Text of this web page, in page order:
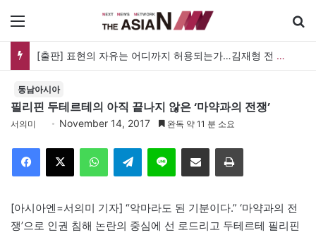
[출판] 표현의 자유는 어디까지 허용되는가…김재형 전 대법관 ‘언론과 인격권’
동남아시아
필리핀 두테르테의 아직 끝나지 않은 ‘마약과의 전쟁’
서의미 November 14, 2017 완독 약 11 분 소요
Telegram 이메일
[아시아엔=서의미 기자] “악마라도 된 기분이다.” ‘마약과의 전
쟁’으로 인권 침해 논란의 중심에 선 로드리고 두테르테 필리핀